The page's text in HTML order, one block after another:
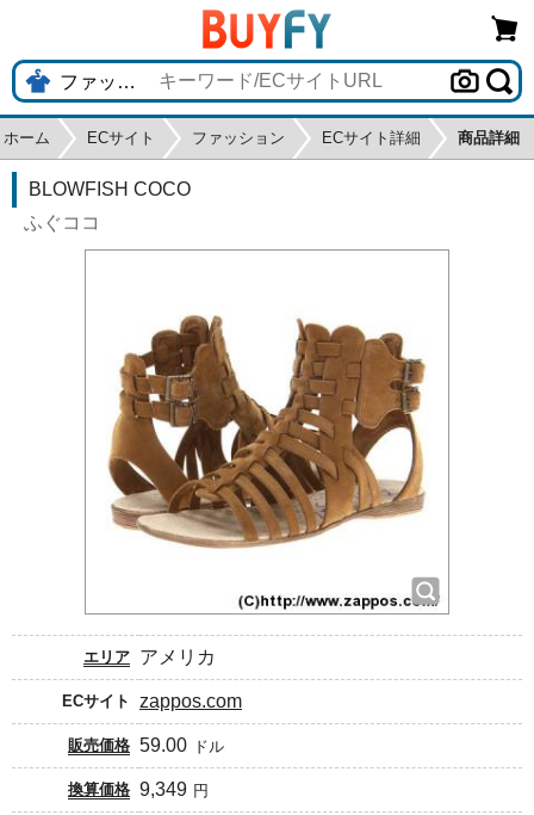
ホーム ECサイト ファッション ECサイト詳細 商品詳細
BLOWFISH COCO
ふぐココ
エリア アメリカ
ECサイト zappos.com
販売価格 59.00 ドル
換算価格 9,349 円